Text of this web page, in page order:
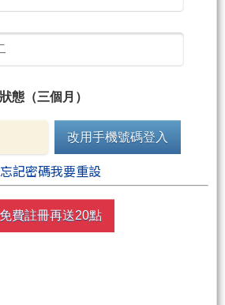
!收銀機天天響!
尻爆賺翻之後.
全面征服,記錄一破再破 ""
還猛!(一路馬年,馬上發財!)
,然後提早休假過年.
了~33000達陣~超2500+超2200
""
開始,才兩天,波段就賺快2000
態（三個月）
改用手機號碼登入
忘記密碼我要重設
免費註冊再送20點